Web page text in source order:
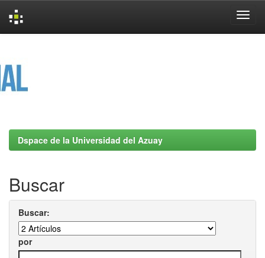
Dspace de la Universidad del Azuay
Buscar
Buscar:
por